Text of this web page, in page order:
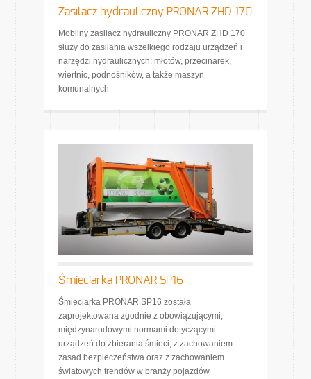
Zasilacz hydrauliczny PRONAR ZHD 170
Mobilny zasilacz hydrauliczny PRONAR ZHD 170
służy do zasilania wszelkiego rodzaju urządzeń i
narzędzi hydraulicznych: młotów, przecinarek,
wiertnic, podnośników, a także maszyn
komunalnych
Śmieciarka PRONAR SP16
Śmieciarka PRONAR SP16 została
zaprojektowana zgodnie z obowiązującymi,
międzynarodowymi normami dotyczącymi
urządzeń do zbierania śmieci, z zachowaniem
zasad bezpieczeństwa oraz z zachowaniem
światowych trendów w branży pojazdów